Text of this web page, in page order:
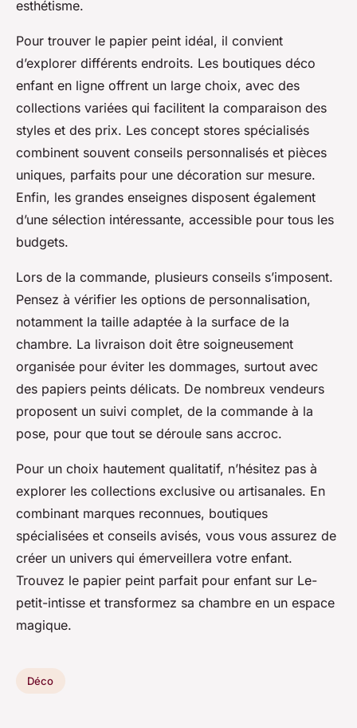
esthétisme.
Pour trouver le papier peint idéal, il convient
d’explorer différents endroits. Les boutiques déco
enfant en ligne offrent un large choix, avec des
collections variées qui facilitent la comparaison des
styles et des prix. Les concept stores spécialisés
combinent souvent conseils personnalisés et pièces
uniques, parfaits pour une décoration sur mesure.
Enfin, les grandes enseignes disposent également
d’une sélection intéressante, accessible pour tous les
budgets.
Lors de la commande, plusieurs conseils s’imposent.
Pensez à vérifier les options de personnalisation,
notamment la taille adaptée à la surface de la
chambre. La livraison doit être soigneusement
organisée pour éviter les dommages, surtout avec
des papiers peints délicats. De nombreux vendeurs
proposent un suivi complet, de la commande à la
pose, pour que tout se déroule sans accroc.
Pour un choix hautement qualitatif, n’hésitez pas à
explorer les collections exclusive ou artisanales. En
combinant marques reconnues, boutiques
spécialisées et conseils avisés, vous vous assurez de
créer un univers qui émerveillera votre enfant.
Trouvez le papier peint parfait pour enfant sur Le-
petit-intisse et transformez sa chambre en un espace
magique.
Déco